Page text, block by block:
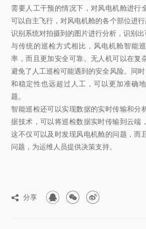
需要人工干预的情况下，对风电机舱进行
可以自主飞行，对风电机舱的各个部位进
识别系统对拍摄到的图片进行分析，识别出
与传统的巡检方式相比，风电机舱智能
率，而且更加安全可靠。无人机可以在复
避免了人工巡检可能遇到的安全风险。同
和稳定性也远超过人工，可以更加准确
题。
智能巡检还可以实现数据的实时传输和分
据技术，可以将巡检数据实时传输到云端
这不仅可以及时发现风电机舱的问题，而
问题，为运维人员提供决策支持。
 分享   